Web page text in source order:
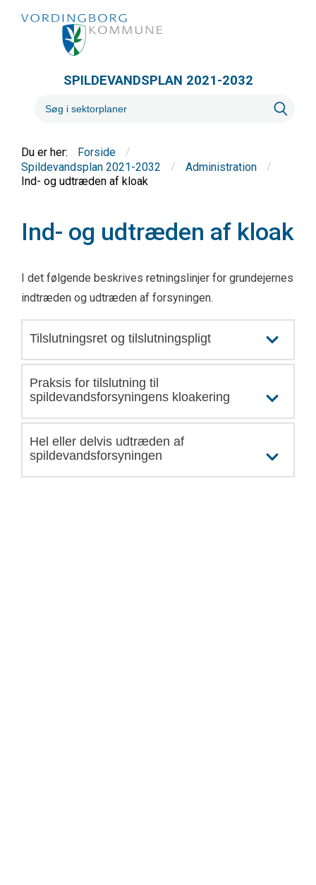
SPILDEVANDSPLAN 2021-2032
Forside
/
Spildevandsplan 2021-2032
/ Administration
/
Ind- og udtræden af kloak
Ind- og udtræden af kloak
I det følgende beskrives retningslinjer for grundejernes
indtræden og udtræden af forsyningen.
Tilslutningsret og tilslutningspligt
Praksis for tilslutning til
spildevandsforsyningens kloakering
Hel eller delvis udtræden af
spildevandsforsyningen